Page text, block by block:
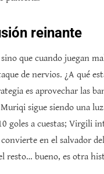
reinante
que cuando juegan
de nervios. ¿A qué
es aprovechar las
sigue siendo una
goles a cuestas; Virgili
convierte en el salvador
resto… bueno, es otra